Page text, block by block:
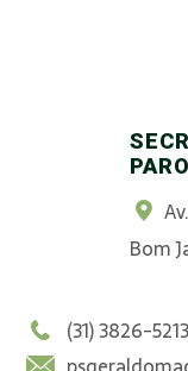
Bom
(31) 3826-